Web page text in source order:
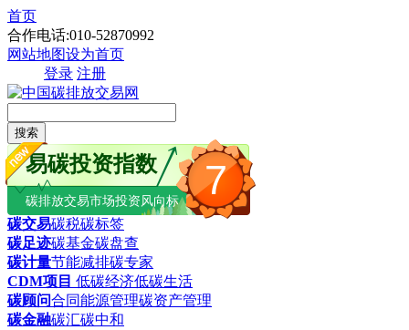
首页
合作电话:010-52870992
网站地图设为首页
登录 注册
搜索
7
易碳投资指数
碳排放交易市场投资风向标
碳交易碳税碳标签
碳足迹碳基金碳盘查
碳计量节能减排碳专家
CDM项目 低碳经济低碳生活
碳顾问合同能源管理碳资产管理
碳金融碳汇碳中和